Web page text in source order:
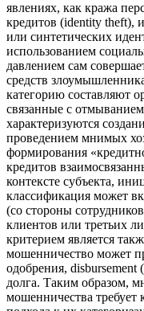
явлениях, как кража
кредитов (identity theft),
или синтетических
использованием
давлением сам
средств
категорию составляют
связанные с
характеризуются
проведением мнимых
формирования
кредитов
контексте субъекта,
классификация может
(со стороны
клиентов или третьих
критерием является
мошенничество может
одобрения,
долга. Таким образом,
мошенничества требует